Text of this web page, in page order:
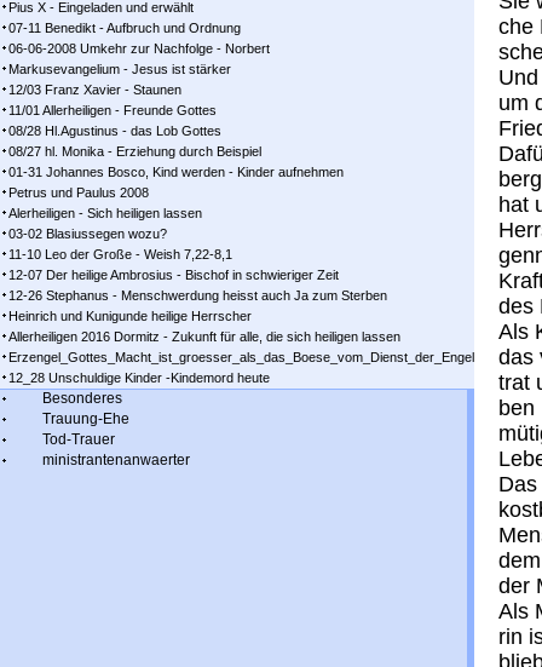
Pius X - Eingeladen und erwählt
07-11 Benedikt - Aufbruch und Ordnung
06-06-2008 Umkehr zur Nachfolge - Norbert
Markusevangelium - Jesus ist stärker
12/03 Franz Xavier - Staunen
11/01 Allerheiligen - Freunde Gottes
08/28 Hl.Agustinus - das Lob Gottes
08/27 hl. Monika - Erziehung durch Beispiel
01-31 Johannes Bosco, Kind werden - Kinder aufnehmen
Petrus und Paulus 2008
Alerheiligen - Sich heiligen lassen
03-02 Blasiussegen wozu?
11-10 Leo der Große - Weish 7,22-8,1
12-07 Der heilige Ambrosius - Bischof in schwieriger Zeit
12-26 Stephanus - Menschwerdung heisst auch Ja zum Sterben
Heinrich und Kunigunde heilige Herrscher
Allerheiligen 2016 Dormitz - Zukunft für alle, die sich heiligen lassen
Erzengel_Gottes_Macht_ist_groesser_als_das_Boese_vom_Dienst_der_Engel
12_28 Unschuldige Kinder -Kindemord heute
Besonderes
Trauung-Ehe
Tod-Trauer
ministrantenanwaerter
che
um
hat
des
Als
das
trat
der
Als
rin